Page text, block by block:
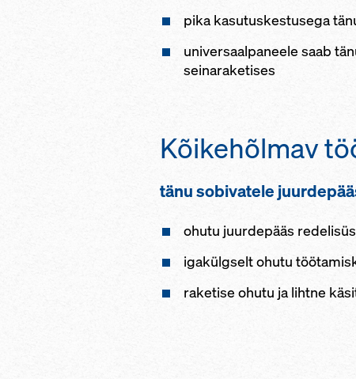
pika kasutuskestusega
universaalpaneele saab
seinaraketises
Kõikehõlmav
tänu sobivatele
ohutu juurdepääs
igakülgselt ohutu
raketise ohutu ja lihtne